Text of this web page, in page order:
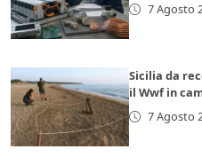
7 Agosto
Sicilia da
il Wwf in
7 Agosto